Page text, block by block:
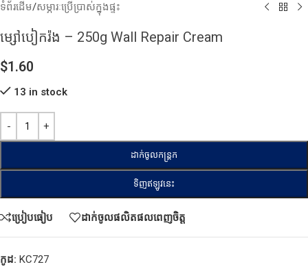
ទំព័រដើម/សម្ភារៈប្រើប្រាស់ក្នុងផ្ទះ
ម្សៅបៀករ៉ង – 250g Wall Repair Cream
$1.60
13 in stock
ដាក់ចូលកន្ត្រក
ទិញឥឡូវនេះ
ប្រៀបធៀប ដាក់ចូលផលិតផលពេញចិត្ត
កូដ: KC727